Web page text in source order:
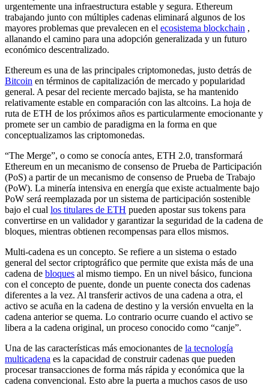
urgentemente una infraestructura estable y segura. Ethereum
trabajando junto con múltiples cadenas eliminará algunos de los
mayores problemas que prevalecen en el ecosistema blockchain ,
allanando el camino para una adopción generalizada y un futuro
económico descentralizado.
Ethereum es una de las principales criptomonedas, justo detrás de
Bitcoin en términos de capitalización de mercado y popularidad
general. A pesar del reciente mercado bajista, se ha mantenido
relativamente estable en comparación con las altcoins. La hoja de
ruta de ETH de los próximos años es particularmente emocionante y
promete ser un cambio de paradigma en la forma en que
conceptualizamos las criptomonedas.
“The Merge”, o como se conocía antes, ETH 2.0, transformará
Ethereum en un mecanismo de consenso de Prueba de Participación
(PoS) a partir de un mecanismo de consenso de Prueba de Trabajo
(PoW). La minería intensiva en energía que existe actualmente bajo
PoW será reemplazada por un sistema de participación sostenible
bajo el cual los titulares de ETH pueden apostar sus tokens para
convertirse en un validador y garantizar la seguridad de la cadena de
bloques, mientras obtienen recompensas para ellos mismos.
Multi-cadena es un concepto. Se refiere a un sistema o estado
general del sector criptográfico que permite que exista más de una
cadena de bloques al mismo tiempo. En un nivel básico, funciona
con el concepto de puente, donde un puente conecta dos cadenas
diferentes a la vez. Al transferir activos de una cadena a otra, el
activo se acuña en la cadena de destino y la versión envuelta en la
cadena anterior se quema. Lo contrario ocurre cuando el activo se
libera a la cadena original, un proceso conocido como “canje”.
Una de las características más emocionantes de la tecnología
multicadena es la capacidad de construir cadenas que pueden
procesar transacciones de forma más rápida y económica que la
cadena convencional. Esto abre la puerta a muchos casos de uso